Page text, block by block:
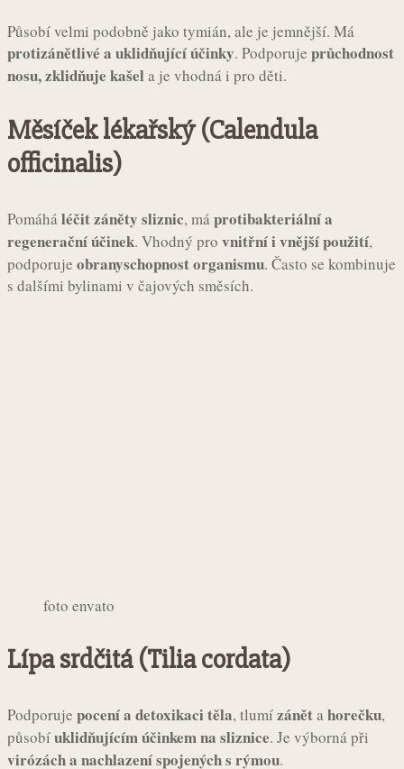
Působí velmi podobně jako tymián, ale je jemnější. Má
protizánětlivé a uklidňující účinky. Podporuje průchodnost
nosu, zklidňuje kašel a je vhodná i pro děti.
Měsíček lékařský (Calendula
officinalis)
Pomáhá léčit záněty sliznic, má protibakteriální a
regenerační účinek. Vhodný pro vnitřní i vnější použití,
podporuje obranyschopnost organismu. Často se kombinuje
s dalšími bylinami v čajových směsích.
foto envato
Lípa srdčitá (Tilia cordata)
Podporuje pocení a detoxikaci těla, tlumízáněta horečku,
působíuklidňujícím účinkem na sliznice. Je výborná při
virózách a nachlazení spojených s rýmou.